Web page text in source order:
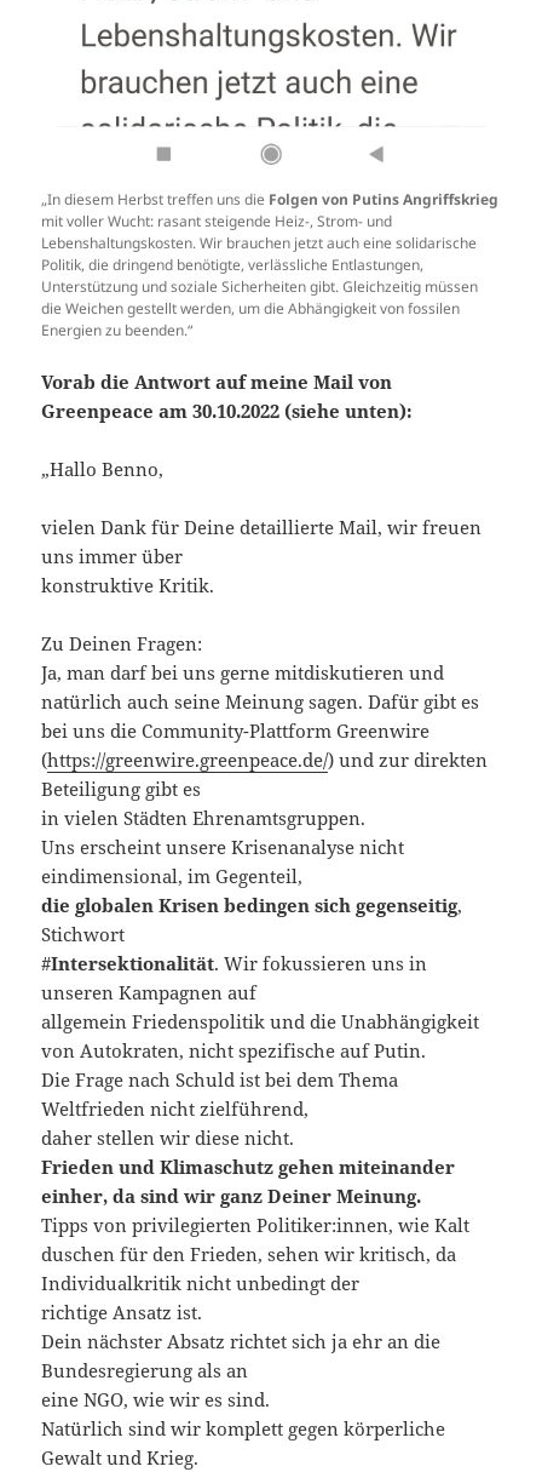
„In diesem Herbst treffen uns die Folgen von Putins Angriffskrieg
mit voller Wucht: rasant steigende Heiz-, Strom- und
Lebenshaltungskosten. Wir brauchen jetzt auch eine solidarische
Politik, die dringend benötigte, verlässliche Entlastungen,
Unterstützung und soziale Sicherheiten gibt. Gleichzeitig müssen
die Weichen gestellt werden, um die Abhängigkeit von fossilen
Energien zu beenden.“
Vorab die Antwort auf meine Mail von
Greenpeace am 30.10.2022 (siehe unten):
„Hallo Benno,
vielen Dank für Deine detaillierte Mail, wir freuen
uns immer über
konstruktive Kritik.
Zu Deinen Fragen:
Ja, man darf bei uns gerne mitdiskutieren und
natürlich auch seine Meinung sagen. Dafür gibt es
bei uns die Community-Plattform Greenwire
(https://greenwire.greenpeace.de/) und zur direkten
Beteiligung gibt es
in vielen Städten Ehrenamtsgruppen.
Uns erscheint unsere Krisenanalyse nicht
eindimensional, im Gegenteil,
die globalen Krisen bedingen sich gegenseitig,
Stichwort
#Intersektionalität. Wir fokussieren uns in
unseren Kampagnen auf
allgemein Friedenspolitik und die Unabhängigkeit
von Autokraten, nicht spezifische auf Putin.
Die Frage nach Schuld ist bei dem Thema
Weltfrieden nicht zielführend,
daher stellen wir diese nicht.
Frieden und Klimaschutz gehen miteinander
einher, da sind wir ganz Deiner Meinung.
Tipps von privilegierten Politiker:innen, wie Kalt
duschen für den Frieden, sehen wir kritisch, da
Individualkritik nicht unbedingt der
richtige Ansatz ist.
Dein nächster Absatz richtet sich ja ehr an die
Bundesregierung als an
eine NGO, wie wir es sind.
Natürlich sind wir komplett gegen körperliche
Gewalt und Krieg.